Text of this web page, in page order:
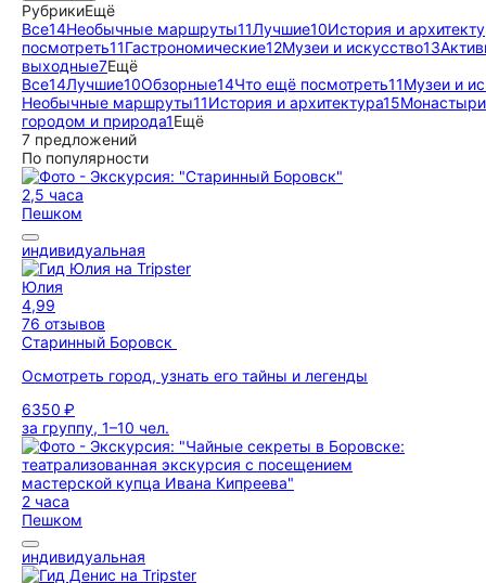
РубрикиЕщё
Все14Необычные маршруты11Лучшие10История и
посмотреть11Гастрономические12Музеи и искусство13
выходные7Ещё
Все14Лучшие10Обзорные14Что ещё посмотреть11Музеи и
Необычные маршруты11История и архитектура15
городом и природа1Ещё
7 предложений
По популярности
2,5 часа
Пешком
индивидуальная
Юлия
4,99
76 отзывов
Старинный Боровск
Осмотреть город, узнать его тайны и легенды
6350 ₽
за группу, 1–10 чел.
2 часа
Пешком
индивидуальная